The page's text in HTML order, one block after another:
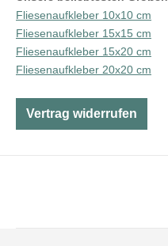
Fliesenaufkleber 10x10 cm
Fliesenaufkleber 15x15 cm
Fliesenaufkleber 15x20 cm
Fliesenaufkleber 20x20 cm
Vertrag widerrufen